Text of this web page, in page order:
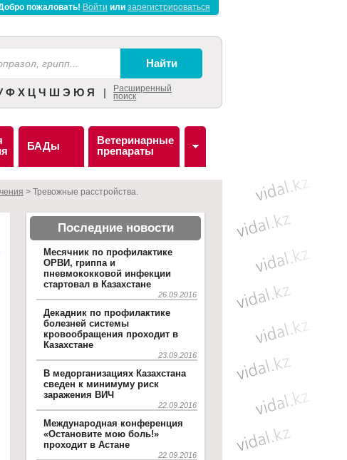
пожаловать! Войти или зарегистрироваться
Ф Х Ц Ч Ш Э Ю Я | Расширенный
поиск
БАДы
Ветеринарные
препараты
> Тревожные расстройства.
Последние новости
Месячник по профилактике
ОРВИ, гриппа и
пневмококковой инфекции
стартовал в Казахстане
26.09.2016
Декадник по профилактике
болезней системы
кровообращения проходит в
Казахстане
23.09.2016
В медорганизациях Казахстана
сведен к минимуму риск
заражения ВИЧ
22.09.2016
Международная конференция
«Остановите мою боль!»
проходит в Астане
22.09.2016